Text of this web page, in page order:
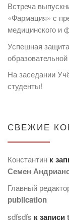
Встреча
«Фармация» с
медицинского и
Успешная
На заседании
студенты!
СВЕЖИЕ
Константин к
Семен
Главный
publication
sdfsdfs к записи